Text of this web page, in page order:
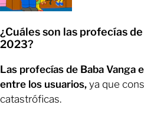
¿Cuáles son las profecías
2023?
Las profecías de Baba Vanga
entre los usuarios, ya que
catastróficas.